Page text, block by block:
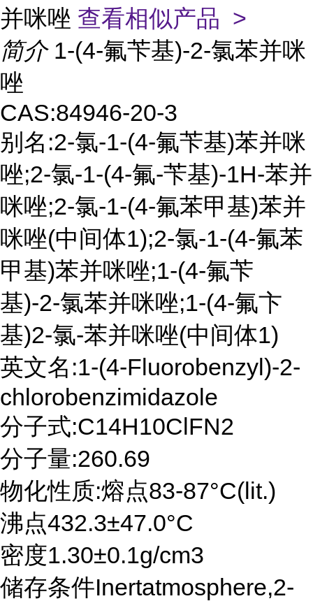
并咪唑 查看相似产品 >
简介 1-(4-氟苄基)-2-氯苯并咪
唑
CAS:84946-20-3
别名:2-氯-1-(4-氟苄基)苯并咪
唑;2-氯-1-(4-氟-苄基)-1H-苯并
咪唑;2-氯-1-(4-氟苯甲基)苯并
咪唑(中间体1);2-氯-1-(4-氟苯
甲基)苯并咪唑;1-(4-氟苄
基)-2-氯苯并咪唑;1-(4-氟卞
基)2-氯-苯并咪唑(中间体1)
英文名:1-(4-Fluorobenzyl)-2-
chlorobenzimidazole
分子式:C14H10ClFN2
分子量:260.69
物化性质:熔点83-87°C(lit.)
沸点432.3±47.0°C
密度1.30±0.1g/cm3
储存条件Inertatmosphere,2-